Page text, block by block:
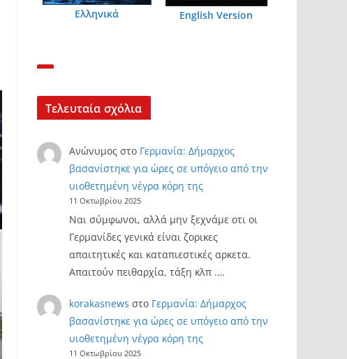
Ελληνικά English Version
Τελευταία σχόλια
Ανώνυμοςστο Γερμανία: Δήμαρχος
βασανίστηκε για ώρες σε υπόγειο από την
υιοθετημένη νέγρα κόρη της
11 Οκτωβρίου 2025
Ναι σύμφωνοι, αλλά μην ξεχνάμε οτι οι
Γερμανίδες γενικά είναι ζορικες
απαιτητικές και καταπιεστικές αρκετα.
Απαιτούν πειθαρχία, τάξη κλπ .…
korakasnews στο Γερμανία: Δήμαρχος
βασανίστηκε για ώρες σε υπόγειο από την
υιοθετημένη νέγρα κόρη της
11 Οκτωβρίου 2025